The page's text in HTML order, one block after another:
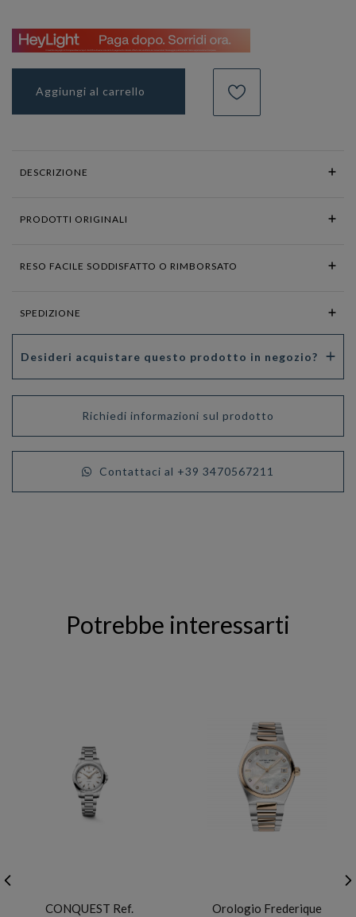
Aggiungi al carrello
DESCRIZIONE
PRODOTTI ORIGINALI
RESO FACILE SODDISFATTO O RIMBORSATO
SPEDIZIONE
Desideri acquistare questo prodotto in negozio?
Richiedi informazioni sul prodotto
Contattaci al +39 3470567211
Potrebbe interessarti
CONQUEST Ref.
Orologio Frederique